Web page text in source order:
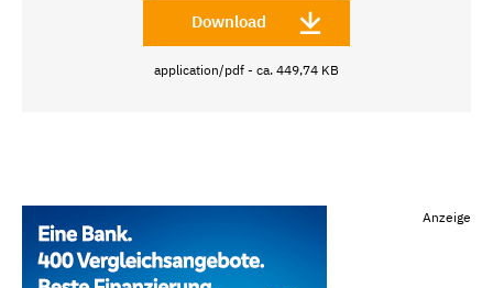
Download
application/pdf - ca. 449,74 KB
Anzeige